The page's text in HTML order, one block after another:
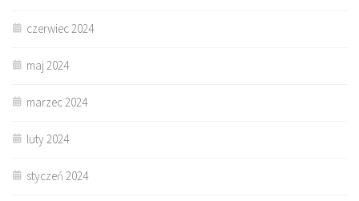
czerwiec 2024
maj 2024
marzec 2024
luty 2024
styczeń 2024